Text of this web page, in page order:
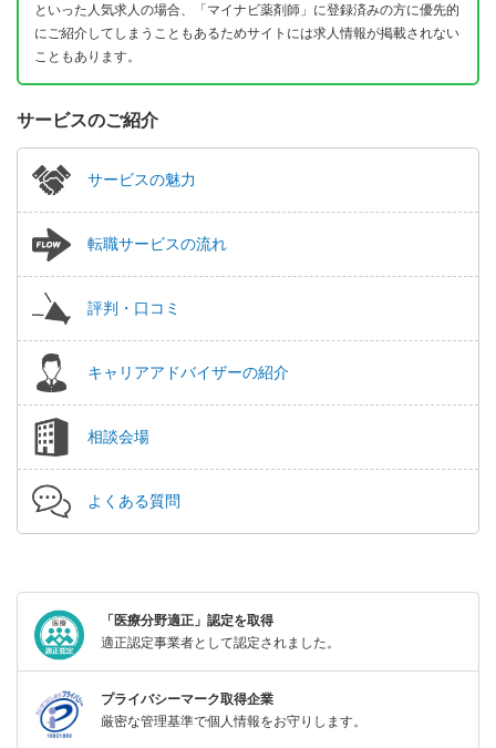
といった人気求人の場合、「マイナビ薬剤師」に登録済みの方に優先的
にご紹介してしまうこともあるためサイトには求人情報が掲載されない
こともあります。
サービスのご紹介
サービスの魅力
転職サービスの流れ
評判・口コミ
キャリアアドバイザーの紹介
相談会場
よくある質問
「医療分野適正」認定を取得
適正認定事業者として認定されました。
プライバシーマーク取得企業
厳密な管理基準で個人情報をお守りします。